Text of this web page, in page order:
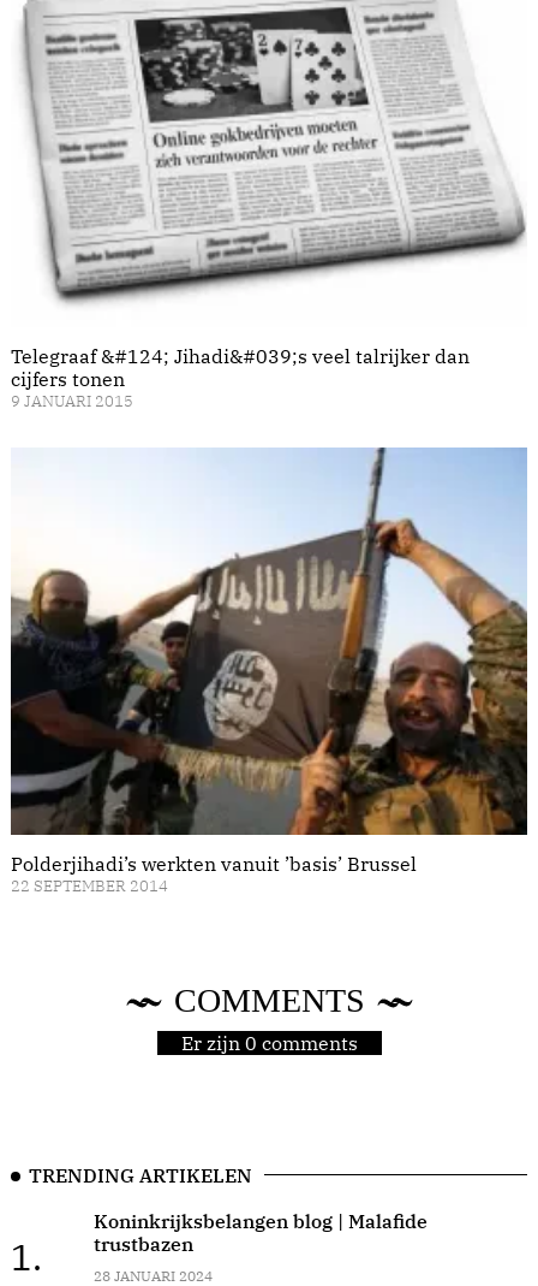
Telegraaf &#124; Jihadi&#039;s veel talrijker dan
cijfers tonen
9 JANUARI 2015
Polderjihadi’s werkten vanuit ’basis’ Brussel
22 SEPTEMBER 2014
COMMENTS
Er zijn 0 comments
TRENDING ARTIKELEN
1.
Koninkrijksbelangen blog | Malafide
trustbazen
28 JANUARI 2024